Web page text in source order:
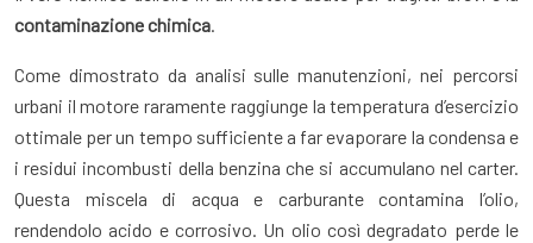
contaminazione chimica.
Come dimostrato da analisi sulle manutenzioni, nei percorsi
urbani il motore raramente raggiunge la temperatura d’esercizio
ottimale per un tempo sufficiente a far evaporare la condensa e
i residui incombusti della benzina che si accumulano nel carter.
Questa miscela di acqua e carburante contamina l’olio,
rendendolo acido e corrosivo. Un olio così degradato perde le